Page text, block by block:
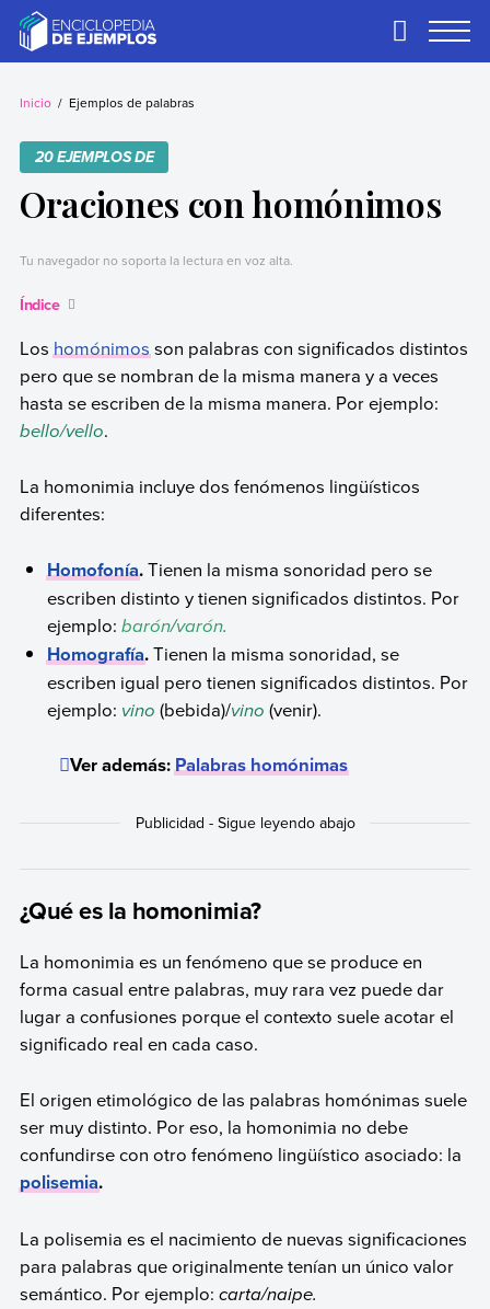
contentEjemplos
Necesitas ejemplos.
Primary
Inicio Ejemplos de palabras
20 EJEMPLOS DE
Oraciones con homónimos
Tu navegador no soporta la lectura en voz alta.
Índice
Loshomónimosson palabras con significados distintos
pero que se nombran de la misma manera y a veces
hasta se escriben de la misma manera. Por ejemplo:
bello/vello.
La homonimia incluye dos fenómenos lingüísticos
diferentes:
Homofonía.Tienen la misma sonoridad pero se
escriben distinto y tienen significados distintos. Por
ejemplo:barón/varón.
Homografía.Tienen la misma sonoridad, se
escriben igual pero tienen significados distintos. Por
ejemplo: vino (bebida)/vino (venir).
Ver además:Palabras homónimas
¿Qué es la homonimia?
La homonimia es un fenómeno que se produce en
forma casual entre palabras, muy rara vez puede dar
lugar a confusiones porque el contexto suele acotar el
significado real en cada caso.
El origen etimológico de las palabras homónimas suele
ser muy distinto. Por eso, la homonimia no debe
confundirse con otro fenómeno lingüístico asociado: la
polisemia.
La polisemia es el nacimiento de nuevas significaciones
para palabras que originalmente tenían un único valor
semántico. Por ejemplo: carta/naipe.